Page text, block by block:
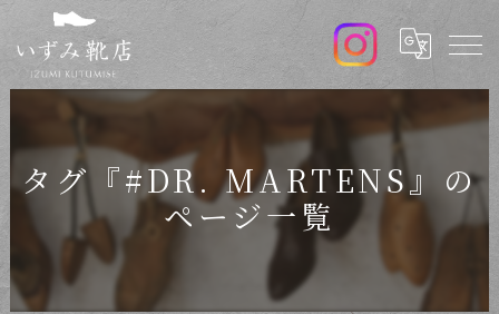
タグ『#DR. MARTENS』の
ページ一覧